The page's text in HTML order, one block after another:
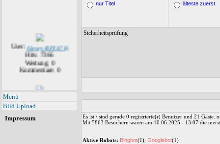
User: Alexey (RFF-078)
Hits: 7366
Wertung: 0
Kommentare: 0
User:
Wertung: 0
Kommentare: 1
Menü
Bild Upload
Impressum
nur Titel
älteste zuerst
Sicherheitsprüfung
Es ist / sind gerade 0 registrierte(r) Benutzer und 21 Gäste.
Mit 5863 Besuchern waren am 10.06.2025 - 13:07 die
Aktive Robots: Bingbot(1), Googlebot(1)